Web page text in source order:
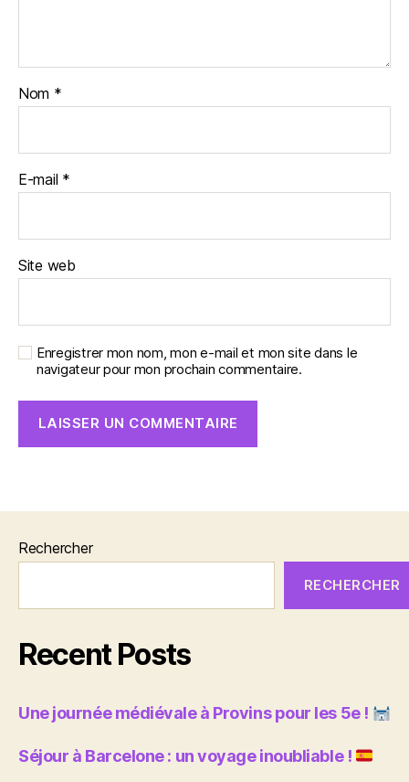
Nom *
E-mail *
Site web
Enregistrer mon nom, mon e-mail et mon site dans le
navigateur pour mon prochain commentaire.
Rechercher
RECHERCHER
Recent Posts
Une journée médiévale à Provins pour les 5e !
Séjour à Barcelone : un voyage inoubliable !